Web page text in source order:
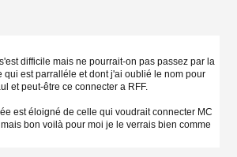
difficile mais ne pourrait-on pas passez par la
qui est parralléle et dont j'ai oublié le nom pour
et peut-être ce connecter a RFF.
est éloigné de celle qui voudrait connecter MC
bon voilà pour moi je le verrais bien comme